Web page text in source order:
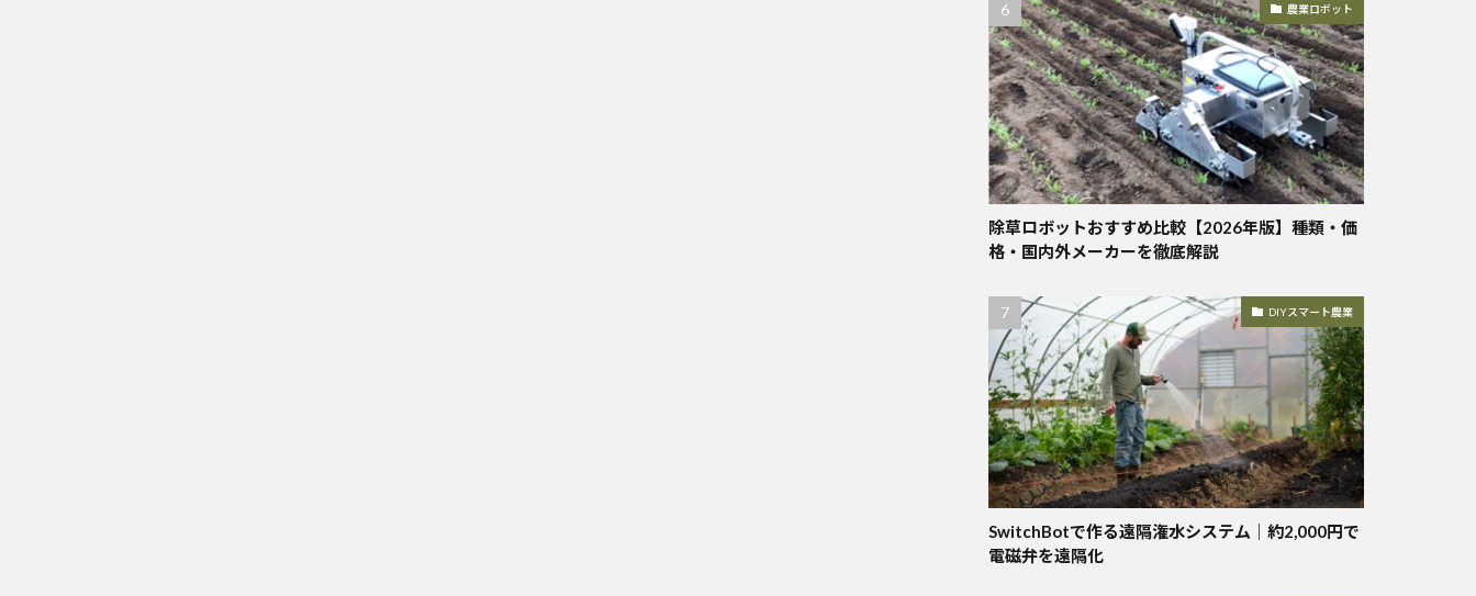
農業ロボット
除草ロボットおすすめ比較【2026年版】種類・価
格・国内外メーカーを徹底解説
DIYスマート農業
SwitchBotで作る遠隔潅水システム｜約2,000円で
電磁弁を遠隔化